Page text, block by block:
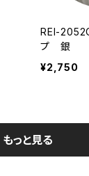
REI-
プ 銀
¥2,750
もっと見る